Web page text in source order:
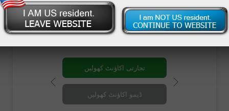
ہم کلوڈیا کو دل سے مبارکباد دیتے ہیں!
تجارتی اکاؤنٹ کھولیں
ڈیمو اکاؤنٹ کھولیں